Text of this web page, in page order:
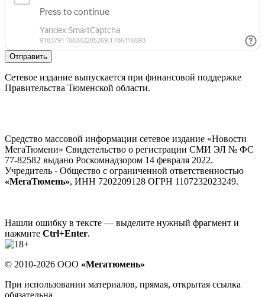
Отправить
Сетевое издание выпускается при финансовой поддержке
Правительства Тюменской области.
Средство массовой информации сетевое издание «Новости
МегаТюмени» Свидетельство о регистрации СМИ ЭЛ № ФС
77-82582 выдано Роскомнадзором 14 февраля 2022.
Учредитель - Общество с ограниченной ответственностью
«МегаТюмень», ИНН 7202209128 ОГРН 1107232023249.
Нашли ошибку в тексте — выделите нужный фрагмент и
нажмите Ctrl+Enter.
© 2010-2026 ООО «Мегатюмень»
При использовании материалов, прямая, открытая ссылка
обязательна.